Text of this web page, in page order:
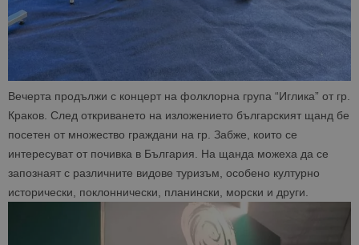
Вечерта продължи с концерт на фолклорна група “Иглика” от гр.
Краков. След откриването на изложението българският щанд бе
посетен от множество граждани на гр. Забже, които се
интересуват от почивка в България. На щанда можеха да се
запознаят с различните видове туризъм, особено културно
исторически, поклоннически, планински, морски и други.